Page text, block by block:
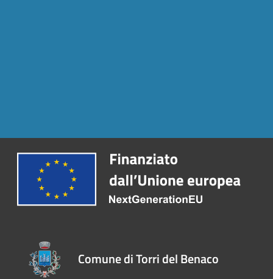
Comune di Torri del Benaco